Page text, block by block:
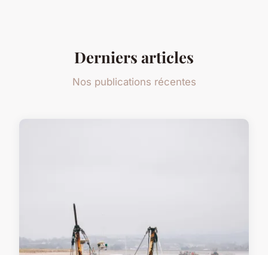
Derniers articles
Nos publications récentes